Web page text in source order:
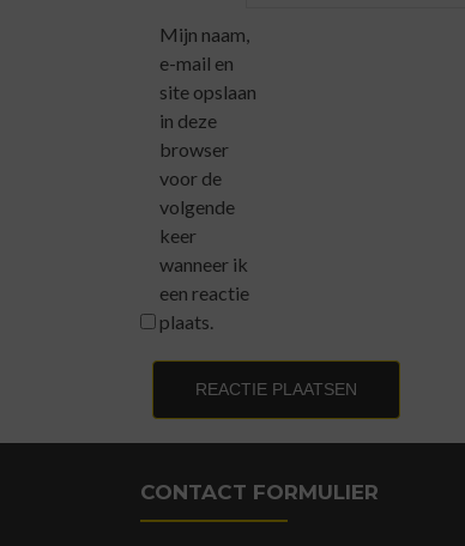
Mijn naam,
e-mail en
site opslaan
in deze
browser
voor de
volgende
keer
wanneer ik
een reactie
plaats.
CONTACT FORMULIER